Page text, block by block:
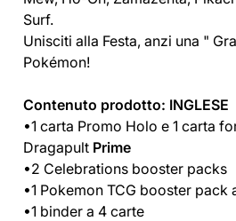
Surf.
Unisciti alla Festa, anzi una "
Pokémon!
Contenuto prodotto: INGLESE
•1 carta Promo Holo e 1 carta
Dragapult Prime
•2 Celebrations booster packs
•1 Pokemon TCG booster pack
•1 binder a 4 carte